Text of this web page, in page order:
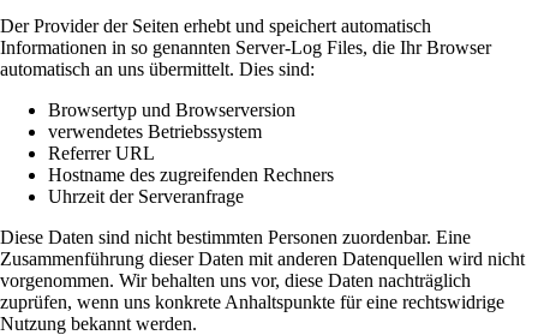
Der Provider der Seiten erhebt und speichert automatisch
Informationen in so genannten Server-Log Files, die Ihr Browser
automatisch an uns übermittelt. Dies sind:
Browsertyp und Browserversion
verwendetes Betriebssystem
Referrer URL
Hostname des zugreifenden Rechners
Uhrzeit der Serveranfrage
Diese Daten sind nicht bestimmten Personen zuordenbar. Eine
Zusammenführung dieser Daten mit anderen Datenquellen wird nicht
vorgenommen. Wir behalten uns vor, diese Daten nachträglich
zuprüfen, wenn uns konkrete Anhaltspunkte für eine rechtswidrige
Nutzung bekannt werden.